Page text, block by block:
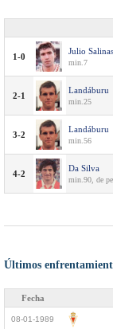
1-0
Julio Salinas
min.7
2-1
Landáburu
min.25
3-2
Landáburu
min.56
4-2
Da Silva
min.90, de
Últimos
Fecha
08-01-1989